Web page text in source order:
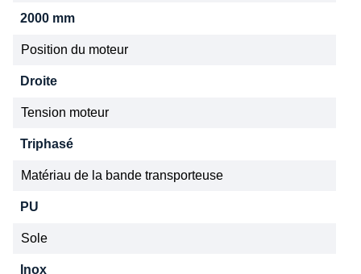
2000 mm
Position du moteur
Droite
Tension moteur
Triphasé
Matériau de la bande transporteuse
PU
Sole
Inox